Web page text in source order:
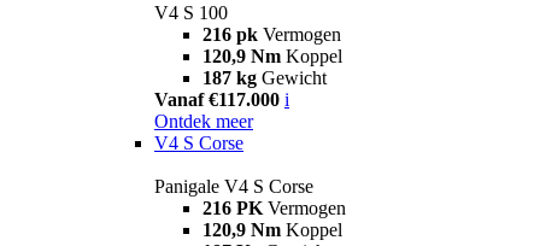
V4 S 100
216 pk Vermogen
120,9 Nm Koppel
187 kg Gewicht
Vanaf €117.000 i
Ontdek meer
V4 S Corse
Panigale V4 S Corse
216 PK Vermogen
120,9 Nm Koppel